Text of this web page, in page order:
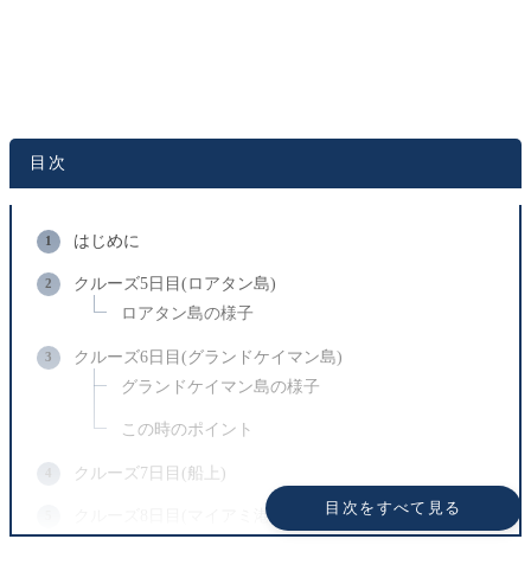
目次
目次をすべて見る
はじめに
クルーズ5日目(ロアタン島)
ロアタン島の様子
クルーズ6日目(グランドケイマン島)
グランドケイマン島の様子
この時のポイント
クルーズ7日目(船上)
クルーズ8日目(マイアミ港 帰港)